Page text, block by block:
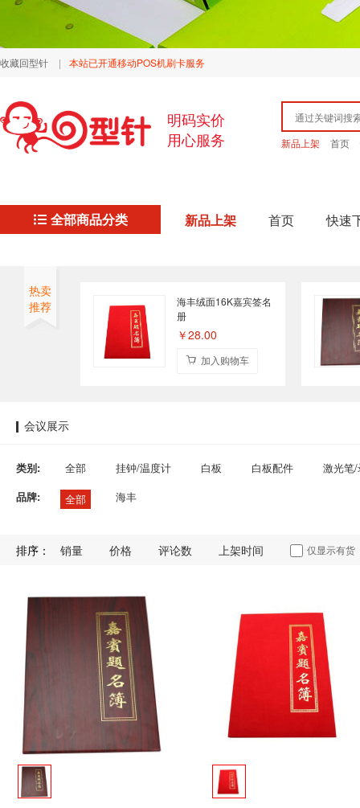
收藏回型针 | 本站已开通移动POS机刷卡服务
明码实价
用心服务
新品上架 首页
全部商品分类 新品上架 首页 快速
热卖
推荐
海丰绒面16K嘉宾签名
册
￥28.00
加入购物车
会议展示
类别: 全部 挂钟/温度计 白板 白板配件
激光笔
品牌:
全部 海丰
排序： 销量 价格 评论数 上架时间 仅显示有货